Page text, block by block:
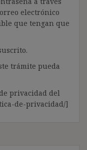
electrónico
que tengan que
trámite pueda
privacidad del
de-privacidad/]